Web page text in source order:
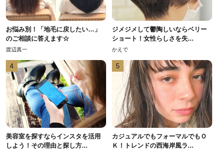
お悩み別！「地毛に戻したい…」
のご相談に答えます☆
渡辺真一
ジメジメして鬱陶しいならベリー
ショート！女性らしさを失...
かえで
4
美容室を探すならインスタを活用
しよう！その理由と探し方...
5
カジュアルでもフォーマルでもＯ
Ｋ！トレンドの西海岸風ラ...